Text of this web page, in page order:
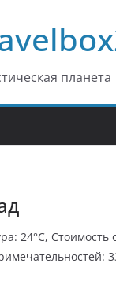
планета
24°C, Стоимость